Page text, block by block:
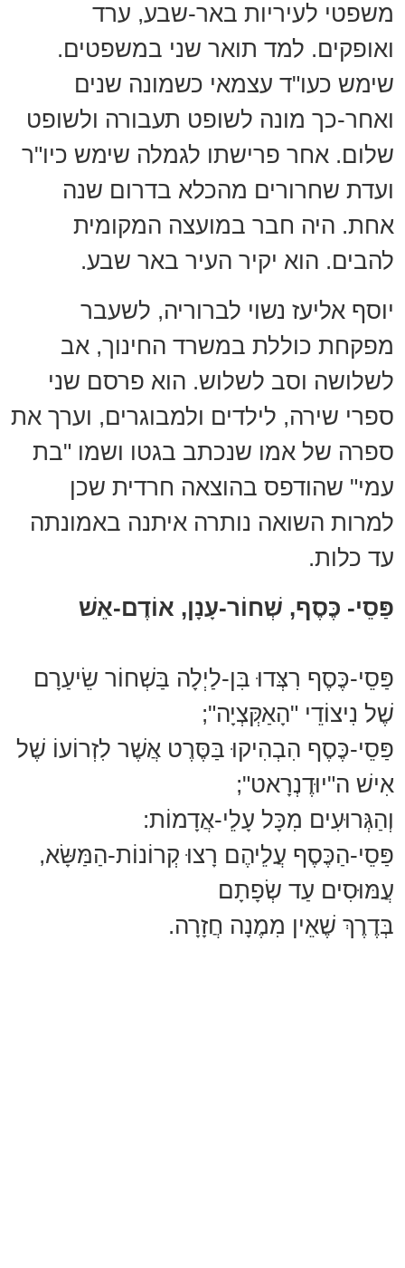
משפטי לעיריות באר-שבע, ערד
ואופקים. למד תואר שני במשפטים.
שימש כעו"ד עצמאי כשמונה שנים
ואחר-כך מונה לשופט תעבורה ולשופט
שלום. אחר פרישתו לגמלה שימש כיו"ר
ועדת שחרורים מהכלא בדרום שנה
אחת. היה חבר במועצה המקומית
להבים. הוא יקיר העיר באר שבע.
יוסף אליעז נשוי לברוריה, לשעבר
מפקחת כוללת במשרד החינוך, אב
לשלושה וסב לשלוש. הוא פרסם שני
ספרי שירה, לילדים ולמבוגרים, וערך את
ספרה של אמו שנכתב בגטו ושמו "בת
עמי" שהודפס בהוצאה חרדית שכן
למרות השואה נותרה איתנה באמונתה
עד כלות.
פַּסֵי- כֶּסֶף, שְׁחוֹר-עָנָן, אוֹדֶם-אֵשׁ
פַּסֵי-כֶּסֶף רִצְּדוּ בִּן-לַיְלָה בַּשְׁחוֹר שֵׂיעַרָם
שֶׁל נִיצוֹדֵי "הָאַקְּצְיָה";
פַּסֵי-כֶּסֶף הִבְהִיקוּ בַּסֶּרֶט אֲשֶׁר לִזְרוֹעוֹ שֶׁל
אִישׁ ה"יוּדֶנְרָאט";
וְהַגְּרוּעִים מִכָּל עָלֵי-אֲדָמוֹת:
פַּסֵי-הַכֶּסֶף עֲלֵיהֶם רָצוּ קְרוֹנוֹת-הַמַּשָּׂא,
עֲמּוּסִים עַד שְׂפָתָם
בְּדֶרֶךְ שֶׁאֵין מִמֶנָה חֲזָרָה.